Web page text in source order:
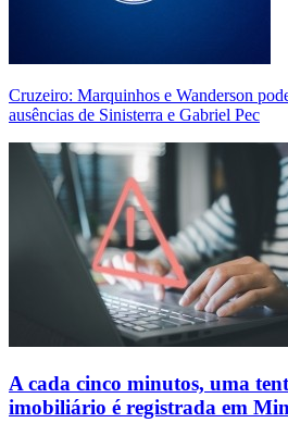
Cruzeiro: Marquinhos e Wanderson
ausências de Sinisterra e Gabriel Pec
A cada cinco minutos, uma
imobiliário é registrada em